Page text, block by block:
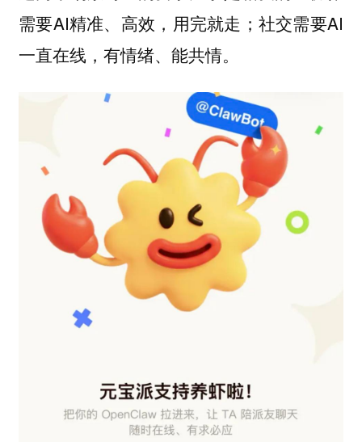
需要AI精准、高效，用完就走；社交需要AI
一直在线，有情绪、能共情。